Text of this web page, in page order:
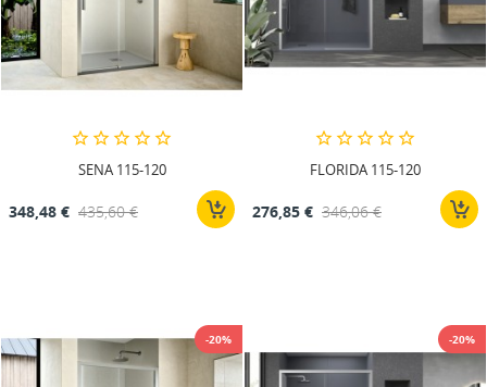
SENA 115-120
348,48 € 435,60 €
FLORIDA 115-120
276,85 € 346,06 €
-20% -20%